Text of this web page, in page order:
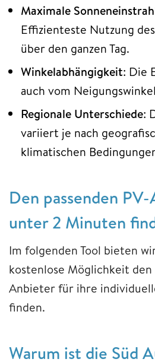
Maximale
Effizienteste Nutzung
über den ganzen Tag.
Winkelabhängigkeit: Die
auch vom
Regionale Unterschiede:
variiert je nach
klimatischen
Den passenden
unter 2 Minuten
Im folgenden Tool bieten
kostenlose Möglichkeit den
Anbieter für ihre
finden.
Warum ist die Süd